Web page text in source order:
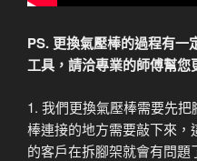
PS. 更換氣壓棒的過程有一
工具，請洽專業的師傅幫您
1. 我們更換氣壓棒需要先
棒連接的地方需要敲下來
的客戶在拆腳架就會有問